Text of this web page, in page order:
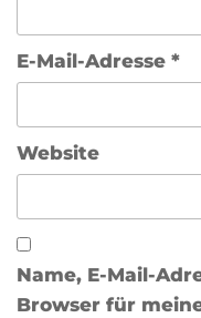
E-Mail-Adresse *
Website
Name, E-Mail-
Browser für